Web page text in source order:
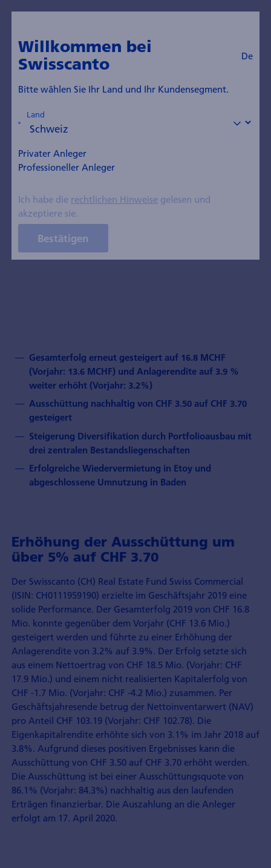
Institutionelle
Anlegerinformationen
Swisscanto (CH) Real
Estate Fund Swiss
Ausschüttung und
Anlagerendite gesteigert
Medienmitteilung vom 14. April 2020
Gesamterfolg erneut gesteigert auf 16.8 MCHF
(Vorjahr: 13.6 MCHF) und Anlagerendite auf 3.9 %
weiter erhöht (Vorjahr: 3.2%)
Ausschüttung nachhaltig von CHF 3.50 auf CHF 3.70
gesteigert
Steigerung Diversifikation durch Portfolioausbau mit
drei zentralen Bestandsliegenschaften
Erfolgreiche Wiedervermietung in Etoy und
abgeschlossene Umnutzung in Baden
Erhöhung der Ausschüttung um
über 5% auf CHF 3.70
Der Swisscanto (CH) Real Estate Fund Swiss Commercial
(ISIN: CH0111959190) erzielte im Geschäftsjahr 2019 eine
solide Performance. Der Gesamterfolg 2019 von CHF 16.8
Mio. konnte gegenüber dem Vorjahr (CHF 13.6 Mio.)
gesteigert werden und führte zu einer Erhöhung der
Anlagerendite von 3.2% auf 3.9%. Der Erfolg setzte sich
aus einem Nettoertrag von CHF 18.5 Mio. (Vorjahr: CHF
17.9 Mio.) und einem nicht realisierten Kapitalerfolg von
CHF -1.7 Mio. (Vorjahr: CHF -4.2 Mio.) zusammen. Per
Geschäftsjahresende betrug der Nettoinventarwert (NAV)
pro Anteil CHF 103.19 (Vorjahr: CHF 102.78). Die
Eigenkapitalrendite erhöhte sich von 3.1% im Jahr 2018 auf
3.8%. Aufgrund dieses positiven Ergebnisses kann die
Ausschüttung von CHF 3.50 auf CHF 3.70 erhöht werden.
Die Ausschüttung ist bei einer Ausschüttungsquote von
86.1% (Vorjahr: 84.3%) nachhaltig aus den laufenden
Erträgen finanzierbar. Die Auszahlung an die Anleger
erfolgt am 17. April 2020.
Willkommen bei
Swisscanto
De
Bitte wählen Sie Ihr Land und Ihr Kundensegment.
Land
Privater Anleger
Professioneller Anleger
Ich habe die rechtlichen Hinweisegelesen und
akzeptiere sie.
Bestätigen